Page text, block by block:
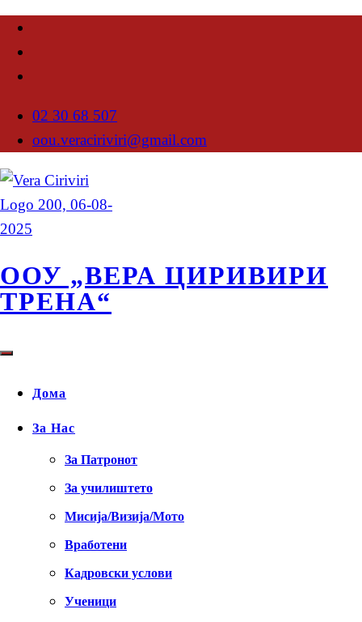
02 30 68 507
oou.veraciriviri@gmail.com
ООУ „ВЕРА ЦИРИВИРИ
ТРЕНА“
Дома
За Нас
За Патронот
За училиштето
Мисија/Визија/Мото
Вработени
Кадровски услови
Ученици